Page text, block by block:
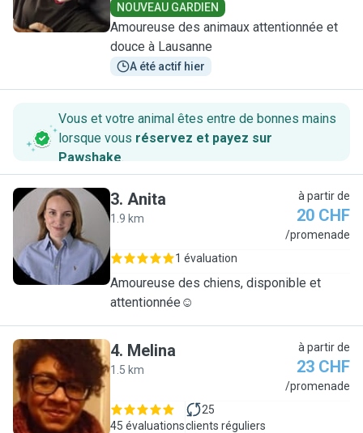
NOUVEAU GARDIEN
Amoureuse des animaux attentionnée et
douce à Lausanne
A été actif hier
Vous et votre animal êtes entre de bonnes mains
lorsque vous réservez et payez sur
Pawshake.
A
3. Anita
1.9 km
à partir de
20 CHF
/promenade
1 évaluation
Amoureuse des chiens, disponible et
attentionnée☺️
M
4. Melina
1.5 km
à partir de
23 CHF
/promenade
45 évaluations
25
clients réguliers